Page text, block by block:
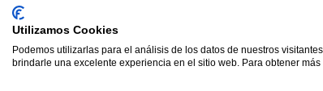
Certificados de calidad
Aviso LegalPolítica de privacidadPolítica de
© 2026·Ver 1.0·Formacion Para el Desarrollo e Insercion
Utilizamos Cookies
Podemos utilizarlas para el análisis de los datos de nuestros
brindarle una excelente experiencia en el sitio web. Para obtener